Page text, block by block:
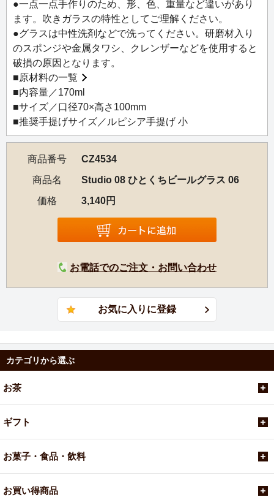
●一点一点手作りのため、形、色、重量など違いがあり
ます。吹きガラスの特性としてご理解ください。
●グラスは中性洗剤などで洗ってください。研磨材入り
のスポンジや金属タワシ、クレンザーなどを使用すると
破損の原因となります。
■原材料の一覧
■内容量／170ml
■サイズ／口径70×高さ100mm
■推奨手提げサイズ／ルピシア手提げ 小
商品番号
CZ4534
商品名
Studio 08 ひとくちビールグラス 06
価格
3,140円
お電話でのご注文・お問い合わせ
カテゴリから選ぶ
お茶
ギフト
お菓子・食品・飲料
お買い得商品